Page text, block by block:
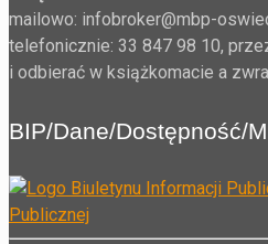
mailowo: infobroker@mbp-
telefonicznie: 33 847 98 10,
i odbierać w książkomacie a
BIP/Dane/Dostępność/
Publicznej